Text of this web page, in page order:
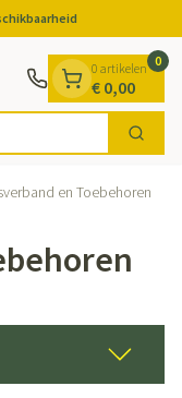
Zoek
0 artikelen
€ 0,00
0
en Toebehoren